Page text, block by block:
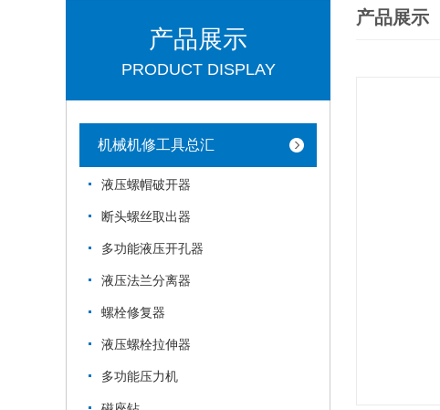
产品展示
PRODUCT DISPLAY
机械机修工具总汇
液压螺帽破开器
断头螺丝取出器
多功能液压开孔器
液压法兰分离器
螺栓修复器
液压螺栓拉伸器
多功能压力机
产品展示